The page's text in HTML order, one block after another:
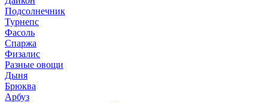
Подсолнечник
Турнепс
Фасоль
Спаржа
Физалис
Разные овощи
Дыня
Брюква
Арбуз